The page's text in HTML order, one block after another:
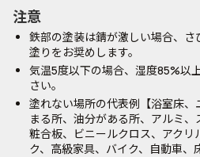
注意
鉄部の塗装は錆が激しい場合、
塗りをお奨めします。
気温5度以下の場合、湿度85%以
さい。
塗れない場所の代表例【浴室床
まる所、油分がある所、アルミ
粧合板、ビニールクロス、アクリ
ク、高級家具、バイク、自動車、